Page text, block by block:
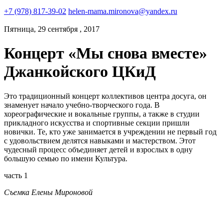
+7 (978) 817-39-02 helen-mama.mironova@yandex.ru
Пятница, 29 сентября , 2017
Концерт «Мы снова вместе»
Джанкойского ЦКиД
Это традиционный концерт коллективов центра досуга, он
знаменует начало учебно-творческого года. В
хореографические и вокальные группы, а также в студии
прикладного искусства и спортивные секции пришли
новички. Те, кто уже занимается в учреждении не первый год
с удовольствием делятся навыками и мастерством. Этот
чудесный процесс объединяет детей и взрослых в одну
большую семью по имени Культура.
часть 1
Съемка Елены Мироновой